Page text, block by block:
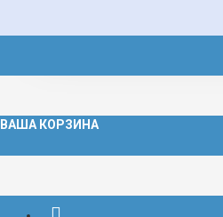
ВАША КОРЗИНА